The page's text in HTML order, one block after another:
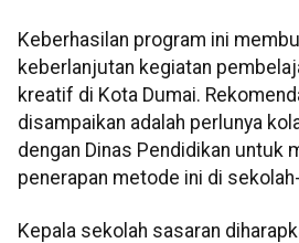
Keberhasilan program ini
keberlanjutan kegiatan
kreatif di Kota Dumai.
disampaikan adalah perlunya
dengan Dinas Pendidikan untuk
penerapan metode ini di
Kepala sekolah sasaran